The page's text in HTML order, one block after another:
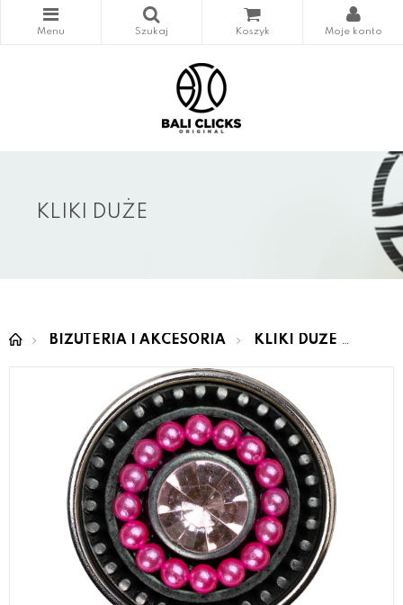
KLIKI DUŻE
BIŻUTERIA I AKCESORIA KLIKI DUŻE